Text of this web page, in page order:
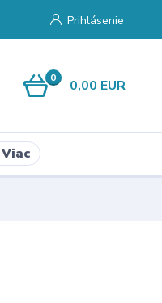
Prihlásenie
0 0,00 EUR
Viac